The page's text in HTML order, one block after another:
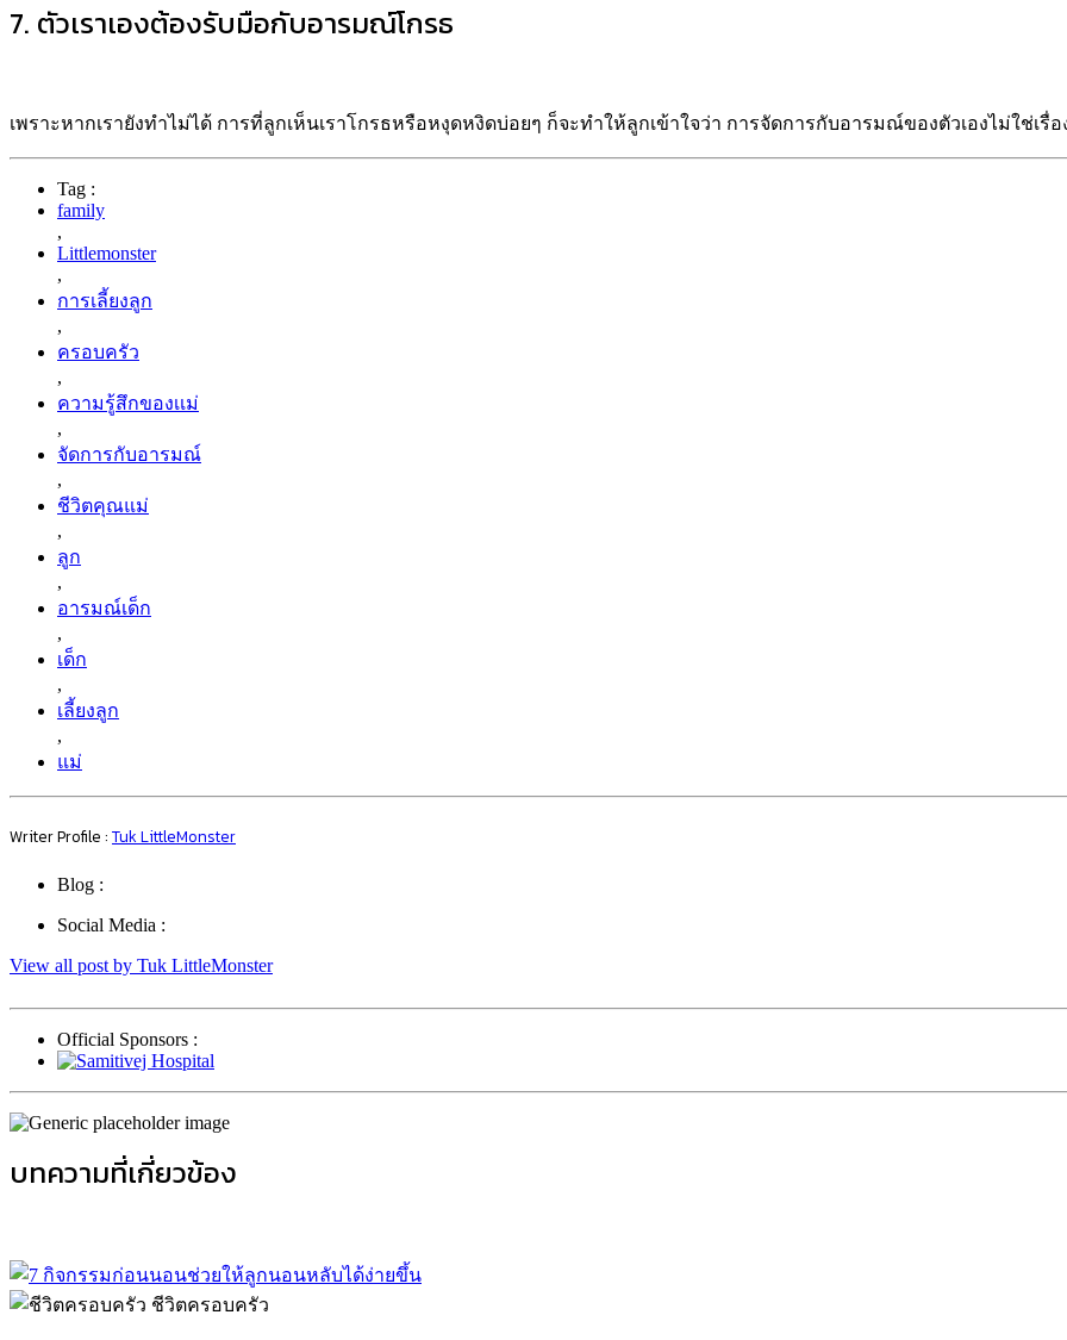
7. ตัวเราเองต้องรับมือกับอารมณ์โกรธ
เพราะหากเรายังทำไม่ได้ การที่ลูกเห็นเราโกรธหรือหงุดหงิดบ่อยๆ ก็จะทำให้ลูกเข้าใจว่า การจัดการกับอารมณ์ของตัวเองไม่ใช่เ
Tag :
family
,
Littlemonster
,
การเลี้ยงลูก
,
ครอบครัว
,
ความรู้สึกของเเม่
,
จัดการกับอารมณ์
,
ชีวิตคุณแม่
,
ลูก
,
อารมณ์เด็ก
,
เด็ก
,
เลี้ยงลูก
,
แม่
Writer Profile : Tuk LittleMonster
Blog :
Social Media :
View all post by Tuk LittleMonster
Official Sponsors :
บทความที่เกี่ยวข้อง
ชีวิตครอบครัว